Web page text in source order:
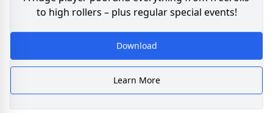
to high rollers – plus regular special events!
Download
Learn More